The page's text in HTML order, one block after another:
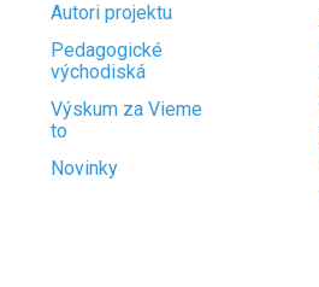
Autori projektu
Pedagogické
východiská
Výskum za Vieme
to
Novinky